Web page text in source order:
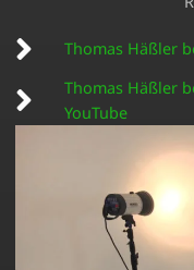
Thomas Häßler
Thomas Häßler
YouTube